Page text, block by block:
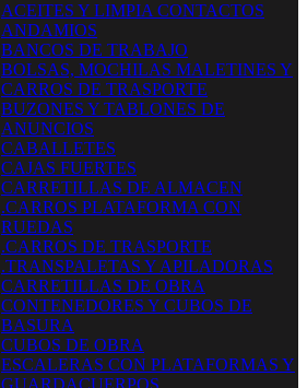
ACEITES Y LIMPIA CONTACTOS
ANDAMIOS
BANCOS DE TRABAJO
BOLSAS, MOCHILAS MALETINES Y
CARROS DE TRASPORTE
BUZONES Y TABLONES DE
ANUNCIOS
CABALLETES
CAJAS FUERTES
CARRETILLAS DE ALMACEN
.CARROS PLATAFORMA CON
RUEDAS
.CARROS DE TRASPORTE
.TRANSPALETAS Y APILADORAS
CARRETILLAS DE OBRA
CONTENEDORES Y CUBOS DE
BASURA
CUBOS DE OBRA
ESCALERAS CON PLATAFORMAS Y
GUARDACUERPOS